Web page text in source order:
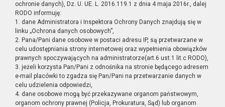
ochronie danych), Dz. U. UE. L. 2016.119.1 z dnia 4 maja 2016r., dalej
RODO informuję:
1. dane Administratora i Inspektora Ochrony Danych znajdują się w
linku „Ochrona danych osobowych”,
2. Pana/Pani dane osobowe w postaci adresu IP, są przetwarzane w
celu udostępniania strony internetowej oraz wypełnienia obowiązków
prawnych spoczywających na administratorze(art.6 ust.1 lit.c RODO),
3. jeżeli korzysta Pan/Pani z odnośnika na stronie będącego adresem
e-mail placówki to zgadza się Pan/Pani na przetwarzanie danych w
celu udzielenia odpowiedzi,
4. dane osobowe mogą być przekazywane organom państwowym,
organom ochrony prawnej (Policja, Prokuratura, Sąd) lub organom